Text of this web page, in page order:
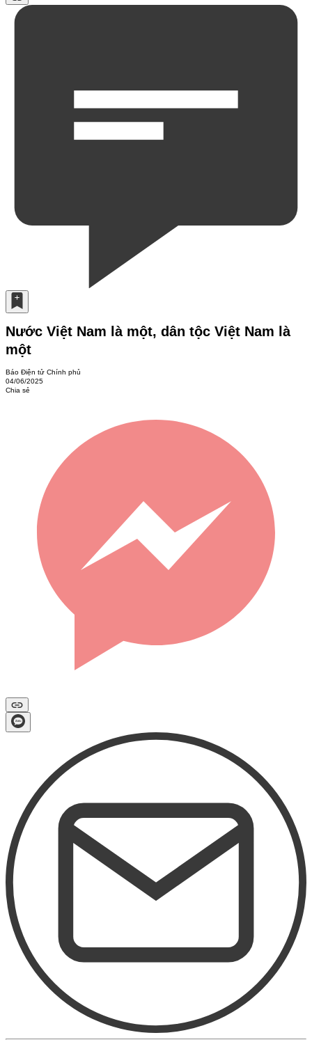
​Nước Việt Nam là một, dân tộc Việt Nam là
một
Báo Điện tử Chính phủ
04/06/2025
Chia sẻ